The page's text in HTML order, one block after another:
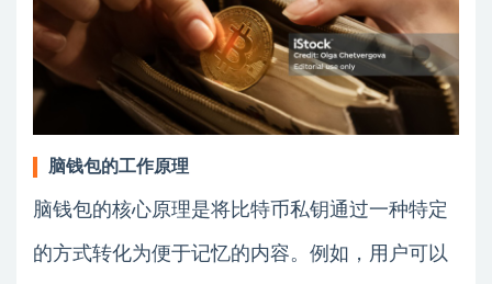
脑钱包的工作原理
脑钱包的核心原理是将比特币私钥通过一种特定
的方式转化为便于记忆的内容。例如，用户可以